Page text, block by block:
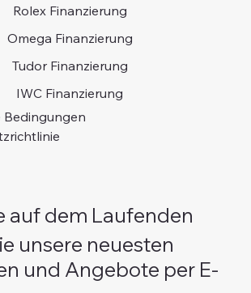
Rolex Finanzierung
Omega Finanzierung
Tudor Finanzierung
IWC Finanzierung
Bedingungen
auf dem Laufenden
unsere neuesten
und Angebote per E-